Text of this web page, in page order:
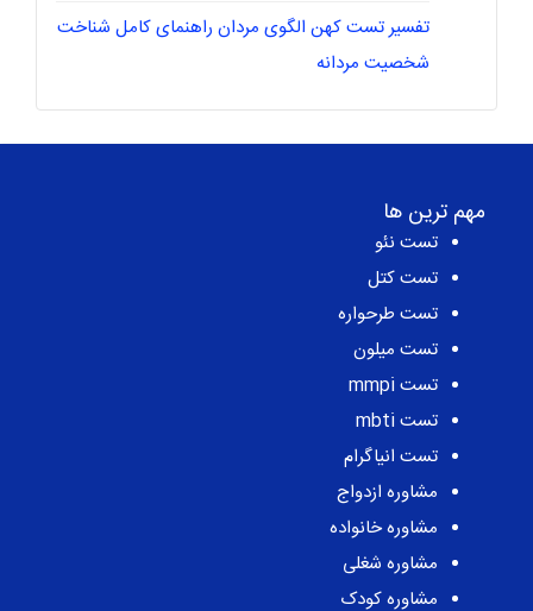
تفسیر تست کهن الگوی مردان راهنمای کامل شناخت
شخصیت مردانه
مهم ترین ها
تست نئو
تست کتل
تست طرحواره
تست میلون
تست mmpi
تست mbti
تست انیاگرام
مشاوره ازدواج
مشاوره خانواده
مشاوره شغلی
مشاوره کودک